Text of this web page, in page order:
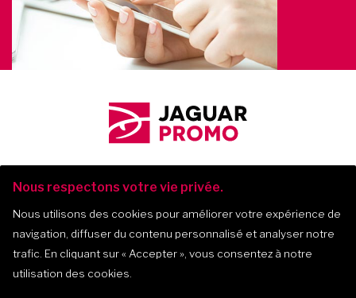
Jaguar Promo-2017-2026
475, montée Masson, bur. 202, Mascouche
Nous respectons votre vie privée.
Nous utilisons des cookies pour améliorer votre expérience de
navigation, diffuser du contenu personnalisé et analyser notre
trafic. En cliquant sur« Accepter » , vous consentez à notre
utilisation des cookies.